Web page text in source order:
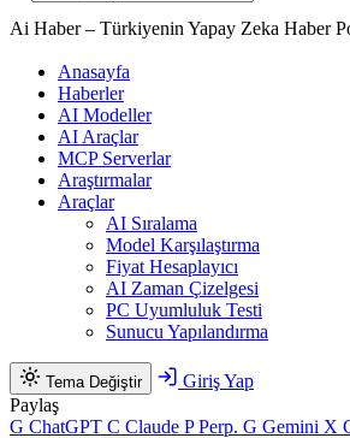
Ai Haber – Türkiyenin Yapay Zeka Haber
Anasayfa
Haberler
AI Modeller
AI Araçlar
MCP Serverlar
Araştırmalar
Araçlar
AI Sıralama
Model Karşılaştırma
Fiyat Hesaplayıcı
AI Zaman Çizelgesi
PC Uyumluluk Testi
Sunucu Yapılandırma
Tema Değiştir
Giriş Yap
Paylaş
G ChatGPT C Claude P Perp. G Gemini X